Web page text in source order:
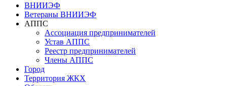
ВНИИЭФ
Ветераны ВНИИЭФ
АППС
Ассоциация предпринимателей
Устав АППС
Реестр предпринимателей
Члены АППС
Город
Территория ЖКХ